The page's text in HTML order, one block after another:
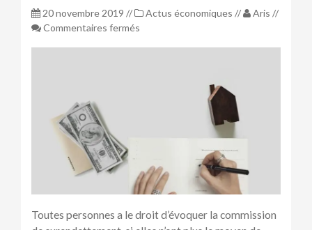
20 novembre 2019 // Actus économiques // Aris //
Commentaires fermés
Toutes personnes a le droit d’évoquer la commission